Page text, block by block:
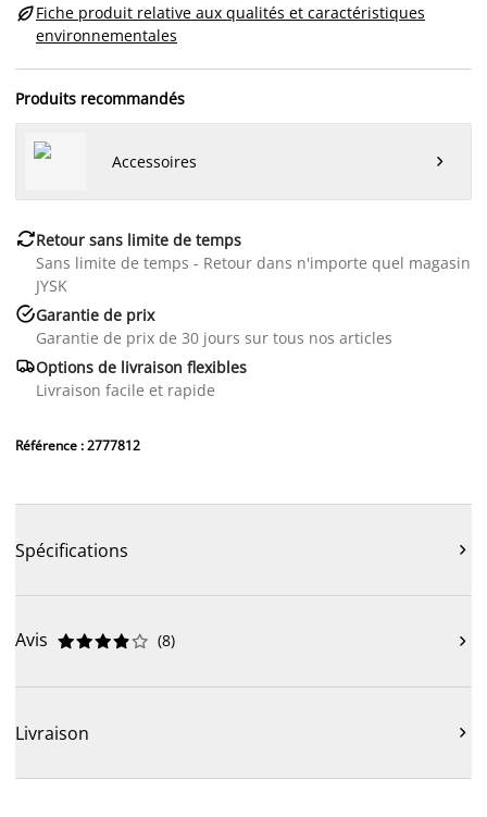
Fiche produit relative aux qualités et caractéristiques
environnementales
Produits recommandés
Accessoires 
Retour sans limite de temps
Sans limite de temps - Retour dans n'importe quel magasin
JYSK
Garantie de prix
Garantie de prix de 30 jours sur tous nos articles
Options de livraison flexibles
Livraison facile et rapide
Référence : 2777812
Spécifications 
Avis 




 (8) 
Livraison 